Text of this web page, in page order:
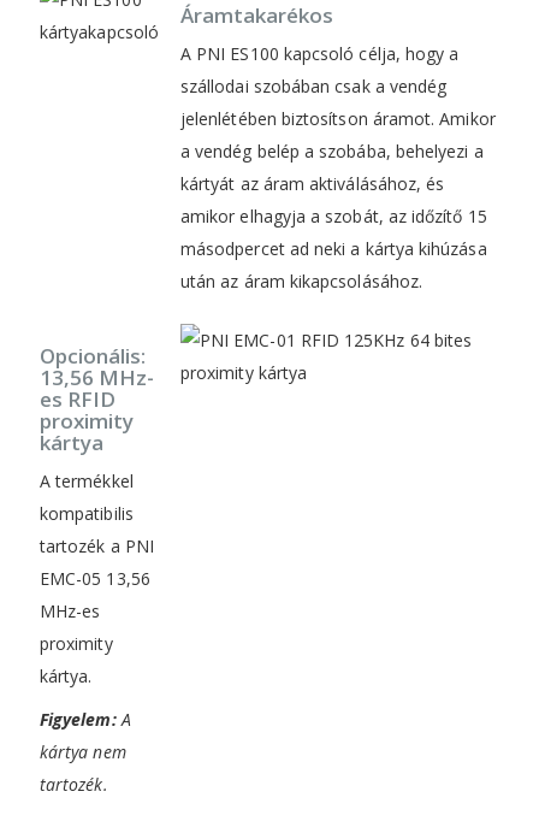
Áramtakarékos
A PNI ES100 kapcsoló célja, hogy a
szállodai szobában csak a vendég
jelenlétében biztosítson áramot. Amikor
a vendég belép a szobába, behelyezi a
kártyát az áram aktiválásához, és
amikor elhagyja a szobát, az időzítő 15
másodpercet ad neki a kártya kihúzása
után az áram kikapcsolásához.
Opcionális:
13,56 MHz-
es RFID
proximity
kártya
A termékkel
kompatibilis
tartozék a PNI
EMC-05 13,56
MHz-es
proximity
kártya.
Figyelem:A
kártya nem
tartozék.